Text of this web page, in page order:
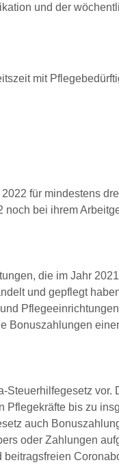
und der
mit
für mindestens
bei ihrem
die im Jahr
und gepflegt
Bonuszahlungen
Steuerhilfegesetz vor.
Pflegekräfte bis zu
auch
oder Zahlungen